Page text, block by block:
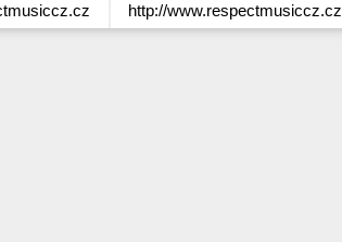
http://www.respectmusiccz.cz